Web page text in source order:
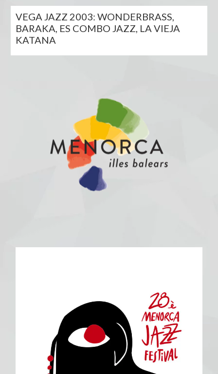
VEGA JAZZ 2003: WONDERBRASS,
BARAKA, ES COMBO JAZZ, LA VIEJA
KATANA